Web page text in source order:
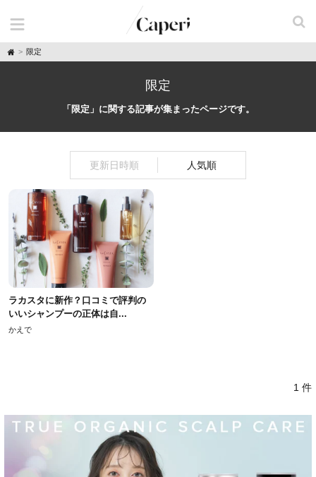
H
o
限定
限定
「限定」に関する記事が集まったページです。
更新日時順 人気順
ラカスタに新作？口コミで評判の
いいシャンプーの正体は自...
かえで
1 件